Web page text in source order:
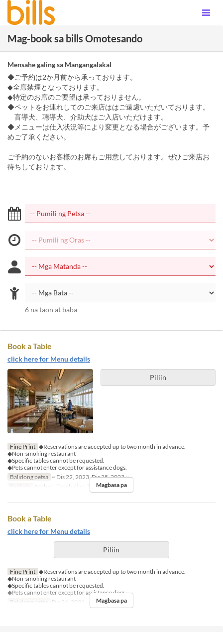
Mag-book sa bills Omotesando
Mensahe galing sa Mangangalakal
◆ご予約は2か月前から承っております。
◆全席禁煙となっております。
◆特定のお席のご要望は承っておりません。
◆ペットをお連れしてのご来店ははご遠慮いただいております。
盲導犬、聴導犬、介助犬はご入店いただけます。
◆メニューは仕入状況等により変更となる場合がございます。予
めご了承ください。
ご予約のないお客様のお席もご用意しております。ぜひご来店お
待ちしております。
6 na taon at baba
Book a Table
click here for Menu details
Piliin
Fine Print ◆Reservations are accepted up to two month in advance.
◆Non-smoking restaurant
◆Specific tables cannot be requested.
◆Pets cannot enter except for assistance dogs.
Balidong petsa ~ Dis 22, 2023, Dis 25, 2023 ~
Pagkain
Agahan, Tanghalian, Tsaa, Hapunan
Magbasa pa
Book a Table
click here for Menu details
Piliin
Fine Print ◆Reservations are accepted up to two month in advance.
◆Non-smoking restaurant
◆Specific tables cannot be requested.
◆Pets cannot enter except for assistance dogs.
Balidong petsa
Dis 24, 2021 ~ Dis 25, 2021
Magbasa pa